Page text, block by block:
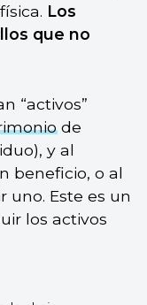
Los
que no
“activos”
de
y al
beneficio, o al
uno. Este es un
los activos